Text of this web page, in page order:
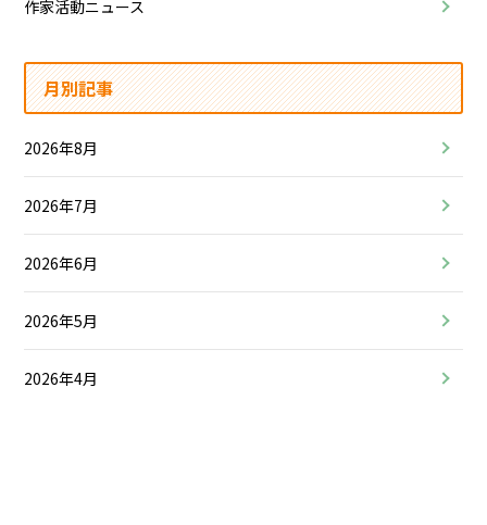
作家活動ニュース
月別記事
2026年8月
2026年7月
2026年6月
2026年5月
2026年4月